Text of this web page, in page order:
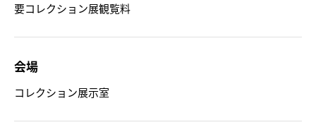
要コレクション展観覧料
会場
コレクション展示室